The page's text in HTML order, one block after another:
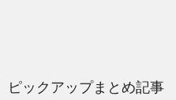
ピックアップまとめ記事